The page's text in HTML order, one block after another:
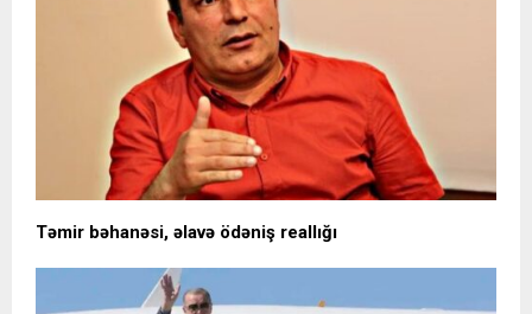
Təmir bəhanəsi, əlavə ödəniş reallığı